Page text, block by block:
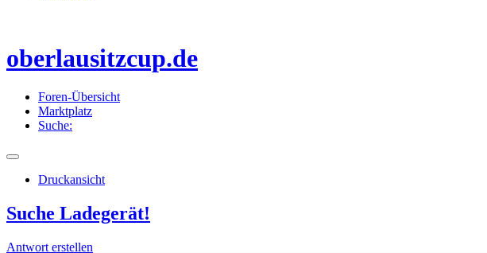
oberlausitzcup.de
Foren-Übersicht
Marktplatz
Suche:
Druckansicht
Suche Ladegerät!
Antwort erstellen